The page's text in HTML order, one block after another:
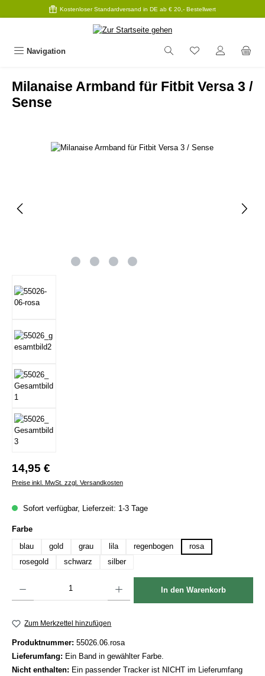
Zum Hauptinhalt springenKostenloser Standardversand in DE ab € 20,- Bestellwert
Navigation
Milanaise Armband für Fitbit Versa 3 /
Sense
Bildergalerie überspringen
Regulärer Preis:
14,95 €
Preise inkl. MwSt. zzgl. Versandkosten
Sofort verfügbar, Lieferzeit: 1-3 Tage
Farbeauswählen
blau
gold grau lila regenbogen
rosa
rosegold
schwarz silber
In den Warenkorb
Zum Merkzettel hinzufügen
Produktnummer: 55026.06.rosa
Lieferumfang: Ein Band in gewählter Farbe.
Nicht enthalten: Ein passender Tracker ist NICHT im Lieferumfang